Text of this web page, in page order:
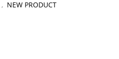
, NEW PRODUCT